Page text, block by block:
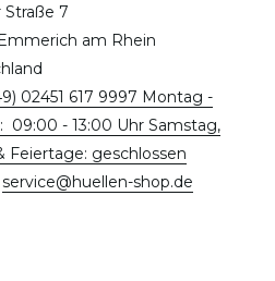
Straße 7
am Rhein
02451 617 9997 Montag -
09:00 - 13:00 Uhr Samstag,
Feiertage: geschlossen
service@huellen-shop.de